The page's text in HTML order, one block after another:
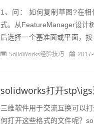
1、问： 如何复制草图?在
式。从FeatureManager设计
后选择一个基准面或平面，
方法：一是通过右手鼠...
SolidWorks经验技巧
solidworks打开stp\igs
三维软件用于交流互换可以
何打开这些格式的文件呢？